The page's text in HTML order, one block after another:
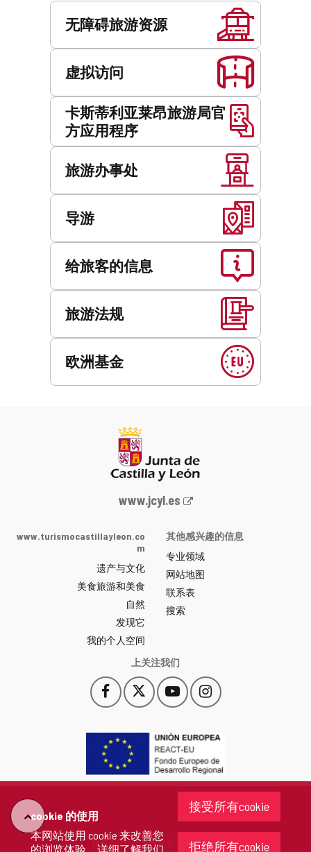
cookie 的使用
本网站使用 cookie 来改善您
的浏览体验。详细了解我们
接受所有cookie
拒绝所有cookie
无障碍旅游资源
虚拟访问
卡斯蒂利亚莱昂旅游局官
方应用程序
旅游办事处
导游
给旅客的信息
旅游法规
欧洲基金
Junta
y
León
网
站
门
户
-
www.jcyl.es
www.turismocastillayleon.co
m
遗产与文化
美食旅游和美食
自然
发现它
我的个人空间
其他感兴趣的信息
专业领域
网站地图
联系表
搜索
上关注我们
Facebook
此
链
会
打
开
一
口。
此
链
一
口。
YouTube
此
链
会
打
开
一
个
窗
口。
Instagram
此
链
会
开
一
个
新
窗
口。
"回
去"
版权 2026 - 卡斯蒂利亚-莱昂省政府